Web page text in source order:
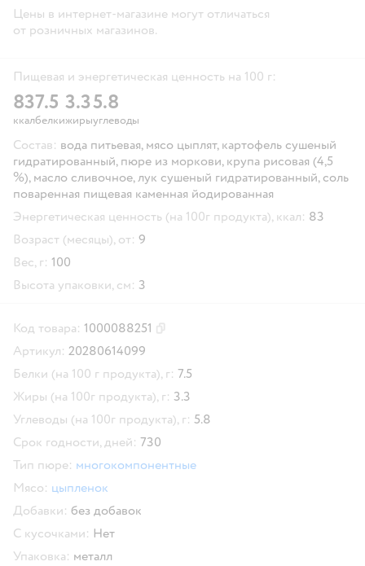
Цены в интернет-магазине могут отличаться
от розничных магазинов.
Пищевая и энергетическая ценность на 100 г:
83
ккал
7.5
белки
3.3
жиры
5.8
углеводы
Состав: вода питьевая, мясо цыплят, картофель сушеный
гидратированный, пюре из моркови, крупа рисовая (4,5
%), масло сливочное, лук сушеный гидратированный, соль
поваренная пищевая каменная йодированная
Энергетическая ценность (на 100г продукта), ккал: 83
Возраст (месяцы), от: 9
Вес, г: 100
Высота упаковки, см: 3
Код товара: 1000088251
Артикул: 20280614099
Белки (на 100 г продукта), г: 7.5
Жиры (на 100г продукта), г: 3.3
Углеводы (на 100г продукта), г: 5.8
Срок годности, дней: 730
Тип пюре: многокомпонентные
Мясо: цыпленок
Добавки: без добавок
С кусочками: Нет
Упаковка: металл